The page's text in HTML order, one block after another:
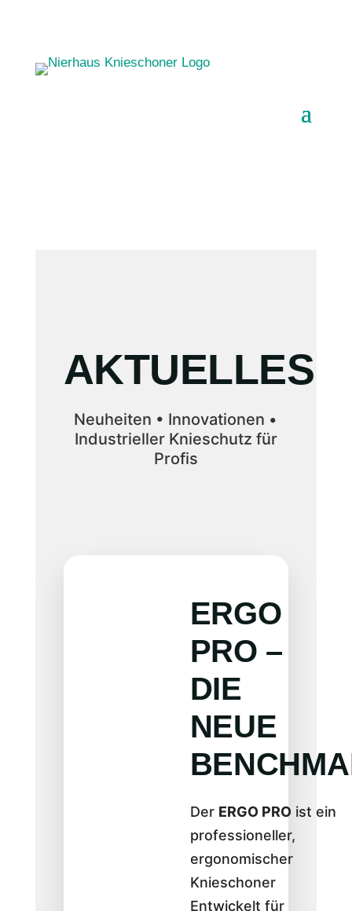
AKTUELLES
Neuheiten • Innovationen •
Industrieller Knieschutz für
Profis
ERGO
PRO –
DIE
NEUE
Der ERGO PRO ist ein
professioneller,
ergonomischer
Knieschoner
Entwickelt für